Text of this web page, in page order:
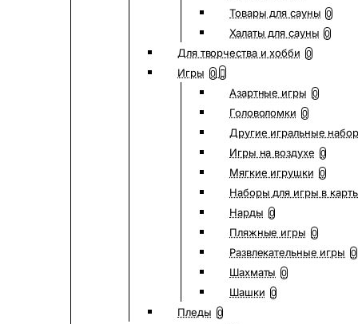
Товары для сауны 0
Халаты для сауны 0
Для творчества и хобби 0
Игры 0
Азартные игры 0
Головоломки 0
Другие игральные
Игры на воздухе 0
Мягкие игрушки 0
Наборы для игры в
Нарды 0
Пляжные игры 0
Развлекательные игры 0
Шахматы 0
Шашки 0
Пледы 0